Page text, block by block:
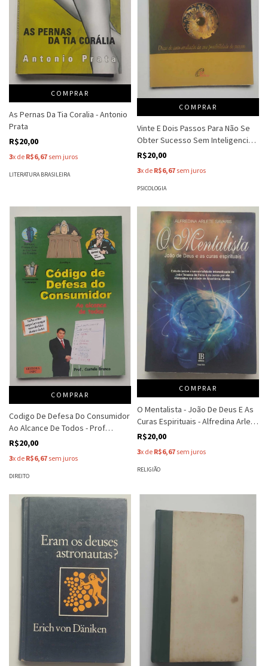
COMPRAR
As Pernas Da Tia Coralia - Antonio
Prata
R$20,00
3x de R$6,67 sem juros
LITERATURA BRASILEIRA
COMPRAR
Vinte E Dois Passos Para Não Se
Obter Sucesso Sem Inteligencia
Emocional - Marilete V T Zampar
R$20,00
3x de R$6,67 sem juros
PSICOLOGIA
COMPRAR
Codigo De Defesa Do Consumidor
Ao Alcance De Todos - Prof
Castelo Branco
R$20,00
3x de R$6,67 sem juros
DIREITO
COMPRAR
O Mentalista - João De Deus E As
Curas Espirituais - Alfredina Arlete
Savaris
R$20,00
3x de R$6,67 sem juros
RELIGIÃO